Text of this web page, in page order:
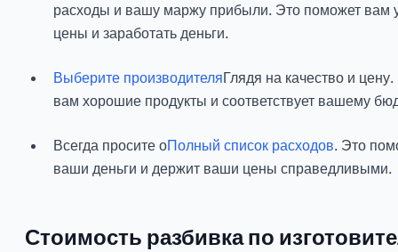
расходы и вашу маржу прибыли. Это поможет вам
цены и заработать деньги.
Выберите производителяГлядя на качество и
вам хорошие продукты и соответствует вашему
Всегда просите оПолный список расходов. Это
ваши деньги и держит ваши цены справедливыми.
Стоимость разбивка по